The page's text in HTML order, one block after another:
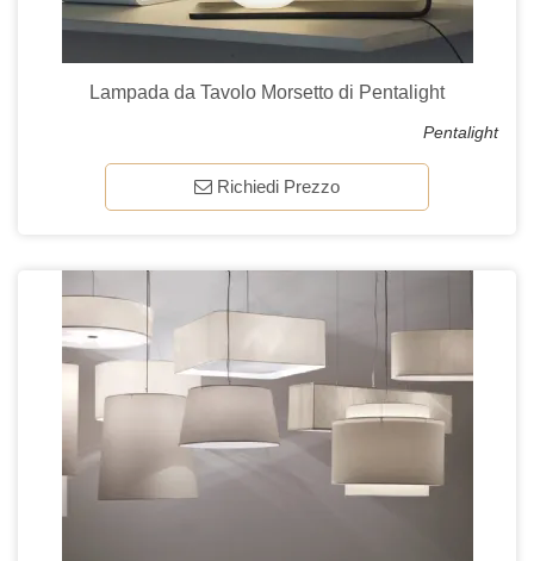
Lampada da Tavolo Morsetto di Pentalight
Pentalight
Richiedi Prezzo